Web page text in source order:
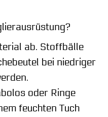
ab. Stoffbälle
bei niedriger
oder Ringe
feuchten Tuch